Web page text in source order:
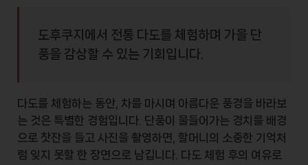
도후쿠지에서 전통 다도를 체험하며 가을 단
풍을 감상할 수 있는 기회입니다.
다도를 체험하는 동안, 차를 마시며 아름다운 풍경을 바라보
는 것은 특별한 경험입니다. 단풍이 물들어가는 경치를 배경
으로 찻잔을 들고 사진을 촬영하면, 할머니의 소중한 기억처
럼 잊지 못할 한 장면으로 남깁니다. 다도 체험 후의 여유로